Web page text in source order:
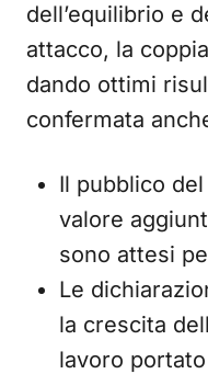
dell’equilibrio e
attacco, la coppia
dando ottimi
confermata
Il pubblico del
valore
sono attesi
Le
la crescita
lavoro